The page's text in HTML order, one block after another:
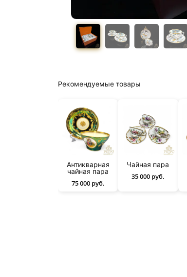
Рекомендуемые товары
Антикварная
чайная пара
75 000 руб.
Чайная пара
35 000 руб.